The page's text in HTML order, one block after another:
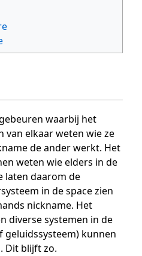
waarbij het
van elkaar weten wie ze
de ander werkt. Het
weten wie elders in de
laten daarom de
in de space zien
nickname. Het
diverse systemen in de
geluidssysteem) kunnen
Dit blijft zo.